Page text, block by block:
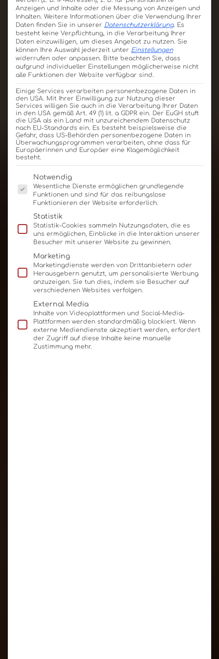
Game Of Chefs Schokolade
190x35x5mm, 40g
Produkt ansehen Für Angebot merken
Anzeigen und Inhalte oder die Messung von Anzeigen und
Inhalten. Weitere Informationen über die Verwendung Ihrer
Daten finden Sie in unserer Datenschutzerklärung. Es
besteht keine Verpflichtung, in die Verarbeitung Ihrer
Daten einzuwilligen, um dieses Angebot zu nutzen. Sie
können Ihre Auswahl jederzeit unter Einstellungen
widerrufen oder anpassen. Bitte beachten Sie, dass
aufgrund individueller Einstellungen möglicherweise nicht
alle Funktionen der Website verfügbar sind.
Einige Services verarbeiten personenbezogene Daten in
den USA. Mit Ihrer Einwilligung zur Nutzung dieser
Services willigen Sie auch in die Verarbeitung Ihrer Daten
in den USA gemäß Art. 49 (1) lit. a GDPR ein. Der EuGH stuft
die USA als ein Land mit unzureichendem Datenschutz
nach EU-Standards ein. Es besteht beispielsweise die
Gefahr, dass US-Behörden personenbezogene Daten in
Überwachungsprogrammen verarbeiten, ohne dass für
Europäerinnen und Europäer eine Klagemöglichkeit
besteht.
Es folgt eine Liste der Service-Gruppen, für die eine
Notwendig
Wesentliche Dienste ermöglichen grundlegende
Funktionen und sind für das reibungslose
Funktionieren der Website erforderlich.
Statistik
Statistik-Cookies sammeln Nutzungsdaten, die es
uns ermöglichen, Einblicke in die Interaktion unserer
Besucher mit unserer Website zu gewinnen.
Marketing
Marketingdienste werden von Drittanbietern oder
Herausgebern genutzt, um personalisierte Werbung
anzuzeigen. Sie tun dies, indem sie Besucher auf
verschiedenen Websites verfolgen.
External Media
Inhalte von Videoplattformen und Social-Media-
Plattformen werden standardmäßig blockiert. Wenn
externe Mediendienste akzeptiert werden, erfordert
der Zugriff auf diese Inhalte keine manuelle
Zustimmung mehr.